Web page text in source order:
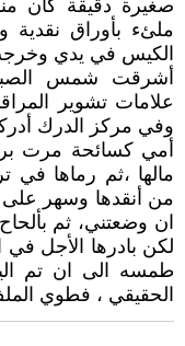
صغيرة دقيقة كان
ملئء بأوراق
الكيس في يدي
أشرقت شمس
علامات تشوير
وفي مركز الدرك
أمي كسائحة مرت
مالها ،ثم رماها في
من أنقدها وسهر على
ان وضعتني، ثم
لكن بادرها الأجل
طمسه الى ان تم
الحقيقي ، فطوي